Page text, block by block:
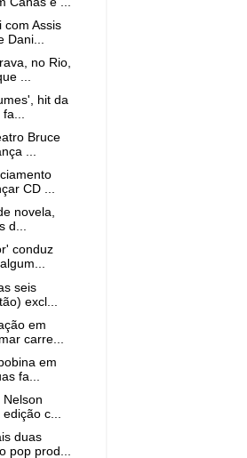
com Assis
Dani...
no Rio,
...
hit da
Bruce
...
CD ...
novela,
d...
conduz
seis
excl...
em
carre...
em
fa...
Nelson
c...
duas
pop prod...